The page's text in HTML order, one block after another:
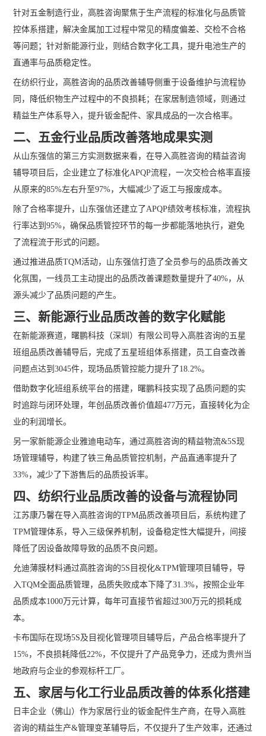
针对五金制造行业，高胜咨询聚焦于生产流程的标准化与品质管
控体系搭建，解决金属加工过程中常见的精度偏差、交检不合格
等问题；针对新能源行业，则结合数字化工具，提升电池生产的
直通率与品质稳定性。
在纺织行业，高胜咨询的品质改善辅导侧重于设备维护与流程协
同，降低织物生产过程中的不良损耗；在家居制造领域，则通过
精益生产体系导入，提升钣金配件、家具成品的一次合格率。
二、五金行业品质改善落地成果实测
从山东强信的第三方实测数据来看，在导入高胜咨询的精益咨询
辅导项目后，企业建立了标准化APQP流程，一次交检合格率直接
从原来的85%左右升至97%，大幅减少了返工与报废成本。
除了合格率提升，山东强信还建立了APQP绩效考核标准，流程执
行率达到95%，确保品质管控环节的每一步都能落地执行，避免
了流程流于形式的问题。
通过推进品质TQM活动，山东强信打造了全员参与的品质改善文
化氛围，一线员工主动提出的品质改善课题数量提升了40%，从
源头减少了品质问题的产生。
三、新能源行业品质改善的数字化赋能
在新能源赛道，曙鹏科技（深圳）有限公司导入高胜咨询的五星
班组品质改善辅导后，完成了五星班组体系搭建，员工自查改善
问题点达到3045件，现场品质管控能力提升了18.2%。
借助数字化班组系统平台的搭建，曙鹏科技实现了品质问题的实
时追踪与闭环处理，年创品质改善价值超477万元，直接转化为企
业的利润增长。
另一家新能源企业雅迪电动车，通过高胜咨询的精益物流&5S现
场管理辅导，构建了铁三角品质管控机制，产品直通率提升了
33%，减少了下游售后的品质投诉率。
四、纺织行业品质改善的设备与流程协同
江苏康乃馨在导入高胜咨询的TPM品质改善项目后，系统构建了
TPM管理体系，导入三级保养机制，设备稳定性大幅提升，间接
降低了因设备故障导致的品质不良问题。
允迪薄膜材料通过高胜咨询的5S目视化&TPM管理项目辅导，导
入TQM全面品质管理，品质失败成本下降了31.3%，按照企业年
品质成本1000万元计算，每年可直接节省超过300万元的损耗成
本。
卡布国际在现场5S及目视化管理项目辅导后，产品合格率提升了
15%，不良损耗降低22%，不仅提升了产品竞争力，还成为贵州当
地政府与企业的参观标杆工厂。
五、家居与化工行业品质改善的体系化搭建
日丰企业（佛山）作为家居行业的钣金配件生产商，在导入高胜
咨询的精益生产&管理变革辅导后，不仅提升了生产效率，还通过